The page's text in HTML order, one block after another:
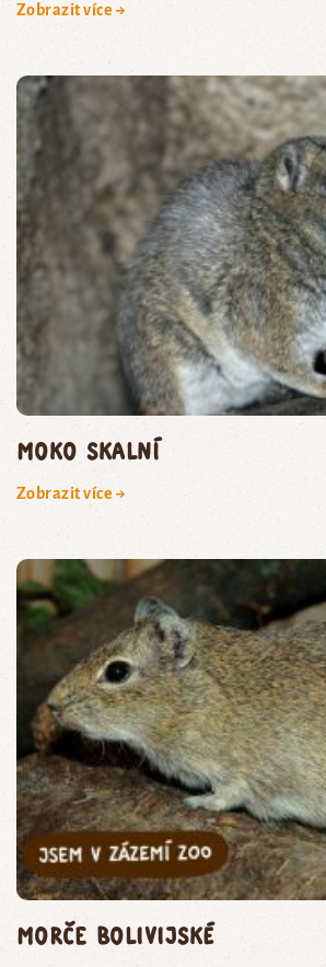
Zobrazit více →
moko skalní
Zobrazit více →
morče bolivijské